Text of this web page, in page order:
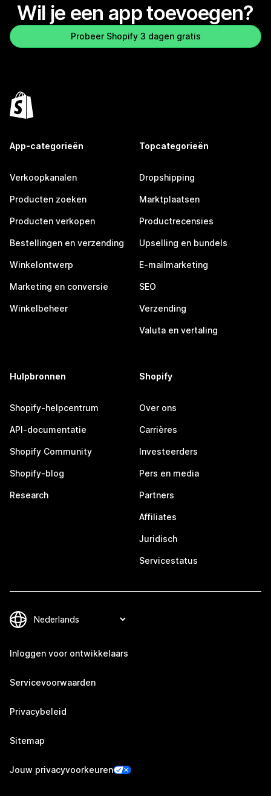
Wil je een app toevoegen?
Probeer Shopify 3 dagen gratis
App-categorieën
Verkoopkanalen
Producten zoeken
Producten verkopen
Bestellingen en verzending
Winkelontwerp
Marketing en conversie
Winkelbeheer
Topcategorieën
Dropshipping
Marktplaatsen
Productrecensies
Upselling en bundels
E-mailmarketing
SEO
Verzending
Valuta en vertaling
Hulpbronnen
Shopify-helpcentrum
API-documentatie
Shopify Community
Shopify-blog
Research
Shopify
Over ons
Carrières
Investeerders
Pers en media
Partners
Affiliates
Juridisch
Servicestatus
Inloggen voor ontwikkelaars
Servicevoorwaarden
Privacybeleid
Sitemap
Jouw privacyvoorkeuren